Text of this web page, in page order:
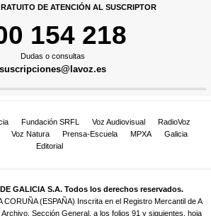
DE ATENCIÓN AL SUSCRIPTOR
154 218
Dudas o consultas
suscripciones@lavoz.es
Fundación SRFL Voz Audiovisual
RadioVoz
Voz Natura Prensa-Escuela MPXA
Galicia
Editorial
GALICIA S.A. Todos los derechos reservados.
CORUÑA (ESPAÑA) Inscrita en el Registro Mercantil de A
Sección General, a los folios 91 y siguientes, hoja